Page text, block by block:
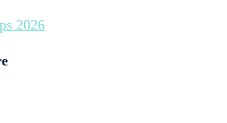
2026